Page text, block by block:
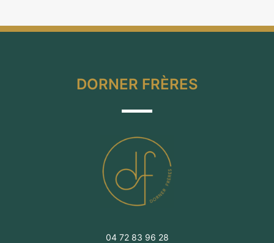
DORNER FRÈRES
04 72 83 96 28